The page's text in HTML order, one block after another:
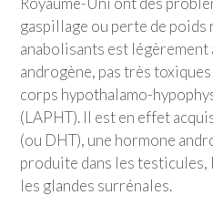
gaspillage ou perte de poids
anabolisants est légèrement
androgène, pas très
corps hypothalamo-
(LAPHT). Il est en effet
(ou DHT), une hormone
produite dans les testicules,
les glandes surrénales.